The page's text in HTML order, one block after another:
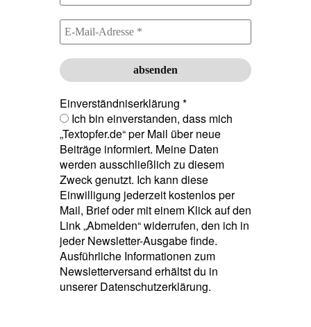
Einverständniserklärung *
Ich bin einverstanden, dass mich
„Textopfer.de“ per Mail über neue
Beiträge informiert. Meine Daten
werden ausschließlich zu diesem
Zweck genutzt. Ich kann diese
Einwilligung jederzeit kostenlos per
Mail, Brief oder mit einem Klick auf den
Link „Abmelden“ widerrufen, den ich in
jeder Newsletter-Ausgabe finde.
Ausführliche Informationen zum
Newsletterversand erhältst du in
unserer Datenschutzerklärung.